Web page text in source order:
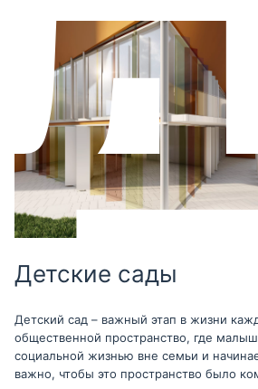
Детские сады
Детский сад – важный этап в жизни
общественной пространство, где
социальной жизнью вне семьи и
важно, чтобы это пространство было